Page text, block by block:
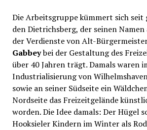
Die Arbeitsgruppe kümmert sich seit
den Dietrichsberg, der seinen
der Verdienste von Alt-
Gabbeybei der Gestaltung des
über 40 Jahren trägt. Damals waren
Industrialisierung von
sowie an seiner Südseite ein
Nordseite das Freizeitgelände
worden. Die Idee damals: Der Hügel
Hooksieler Kindern im Winter als